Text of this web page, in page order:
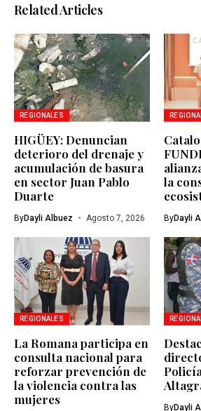
Related Articles
REGIONALES
HIGÜEY: Denuncian
deterioro del drenaje y
acumulación de basura
en sector Juan Pablo
Duarte
ByDayli Albuez Agosto 7, 2026
la
ByDayli
REGIONALES
La Romana participa en
consulta nacional para
reforzar prevención de
la violencia contra las
mujeres
ByDayli